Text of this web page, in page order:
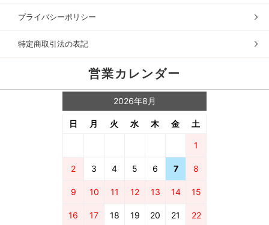
プライバシーポリシー
特定商取引法の表記
営業カレンダー
2026年8月
日 月 火 水 木 金 土
1
2 3 4 5 6 7 8
9 10 11 12 13 14 15
16 17 18 19 20 21 22